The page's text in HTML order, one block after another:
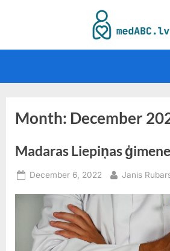
Month: December
Madaras Liepiņas
Posted
December 6, 2022 By
Janis